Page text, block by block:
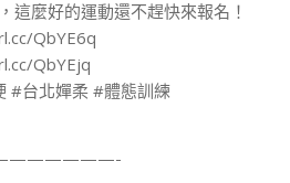
這麼好的運動還不趕快來報名！
QbYE6q
QbYEjq
#台北嬋柔 #體態訓練